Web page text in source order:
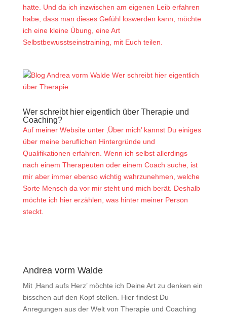
hatte. Und da ich inzwischen am eigenen Leib erfahren
habe, dass man dieses Gefühl loswerden kann, möchte
ich eine kleine Übung, eine Art
Selbstbewusstseinstraining, mit Euch teilen.
Wer schreibt hier eigentlich über Therapie und
Coaching?
Auf meiner Website unter ‚Über mich’ kannst Du einiges
über meine beruflichen Hintergründe und
Qualifikationen erfahren. Wenn ich selbst allerdings
nach einem Therapeuten oder einem Coach suche, ist
mir aber immer ebenso wichtig wahrzunehmen, welche
Sorte Mensch da vor mir steht und mich berät. Deshalb
möchte ich hier erzählen, was hinter meiner Person
steckt.
Andrea vorm Walde
Mit ‚Hand aufs Herz’ möchte ich Deine Art zu denken ein
bisschen auf den Kopf stellen. Hier findest Du
Anregungen aus der Welt von Therapie und Coaching